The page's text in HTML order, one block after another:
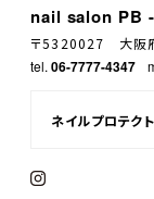
nail salon PB
〒5320027 大阪
tel. 06-7777-4347
ネイルプロテク